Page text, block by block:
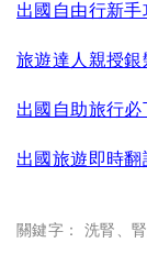
出國自由行新
旅遊達人親授銀
出國自助旅行
出國旅遊即時
關鍵字： 洗腎